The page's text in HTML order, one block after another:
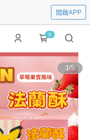
開啟APP
0
1/5